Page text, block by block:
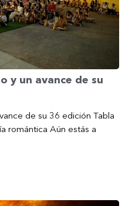
y un avance de su
de su 36 edición Tabla
romántica Aún estás a